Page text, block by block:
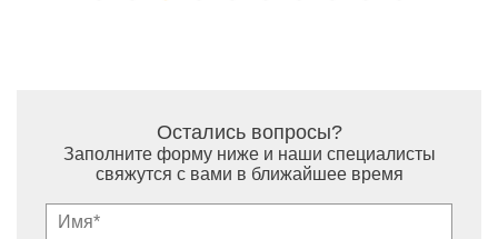
Остались вопросы?
Заполните форму ниже и наши специалисты
свяжутся с вами в ближайшее время